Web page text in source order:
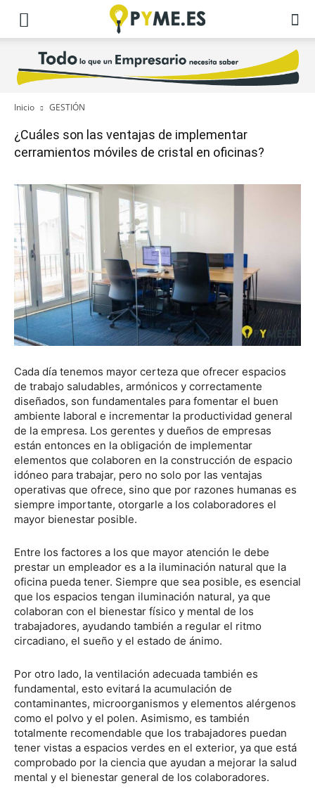
Inicio GESTIÓN
¿Cuáles son las ventajas de implementar
cerramientos móviles de cristal en oficinas?
Cada día tenemos mayor certeza que ofrecer espacios
de trabajo saludables, armónicos y correctamente
diseñados, son fundamentales para fomentar el buen
ambiente laboral e incrementar la productividad general
de la empresa. Los gerentes y dueños de empresas
están entonces en la obligación de implementar
elementos que colaboren en la construcción de espacio
idóneo para trabajar, pero no solo por las ventajas
operativas que ofrece, sino que por razones humanas es
siempre importante, otorgarle a los colaboradores el
mayor bienestar posible.
Entre los factores a los que mayor atención le debe
prestar un empleador es a la iluminación natural que la
oficina pueda tener. Siempre que sea posible, es esencial
que los espacios tengan iluminación natural, ya que
colaboran con el bienestar físico y mental de los
trabajadores, ayudando también a regular el ritmo
circadiano, el sueño y el estado de ánimo.
Por otro lado, la ventilación adecuada también es
fundamental, esto evitará la acumulación de
contaminantes, microorganismos y elementos alérgenos
como el polvo y el polen. Asimismo, es también
totalmente recomendable que los trabajadores puedan
tener vistas a espacios verdes en el exterior, ya que está
comprobado por la ciencia que ayudan a mejorar la salud
mental y el bienestar general de los colaboradores.